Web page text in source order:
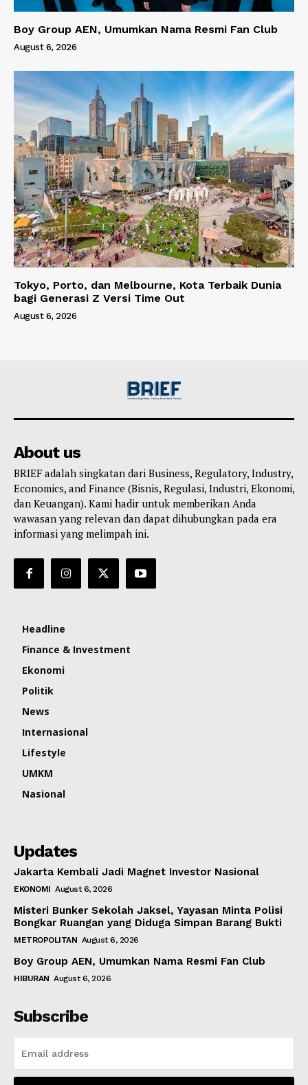
Boy Group AEN, Umumkan Nama Resmi Fan Club
August 6, 2026
Tokyo, Porto, dan Melbourne, Kota Terbaik Dunia
bagi Generasi Z Versi Time Out
August 6, 2026
About us
BRIEF adalah singkatan dari Business, Regulatory, Industry,
Economics, and Finance (Bisnis, Regulasi, Industri, Ekonomi,
dan Keuangan). Kami hadir untuk memberikan Anda
wawasan yang relevan dan dapat dihubungkan pada era
informasi yang melimpah ini.
Headline
Finance & Investment
Ekonomi
Politik
News
Internasional
Lifestyle
UMKM
Nasional
Updates
Jakarta Kembali Jadi Magnet Investor Nasional
EKONOMI August 6, 2026
Misteri Bunker Sekolah Jaksel, Yayasan Minta Polisi
Bongkar Ruangan yang Diduga Simpan Barang Bukti
METROPOLITAN August 6, 2026
Boy Group AEN, Umumkan Nama Resmi Fan Club
HIBURAN August 6, 2026
Subscribe